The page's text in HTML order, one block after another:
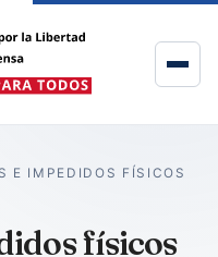
E IMPEDIDOS FÍSICOS
físicos